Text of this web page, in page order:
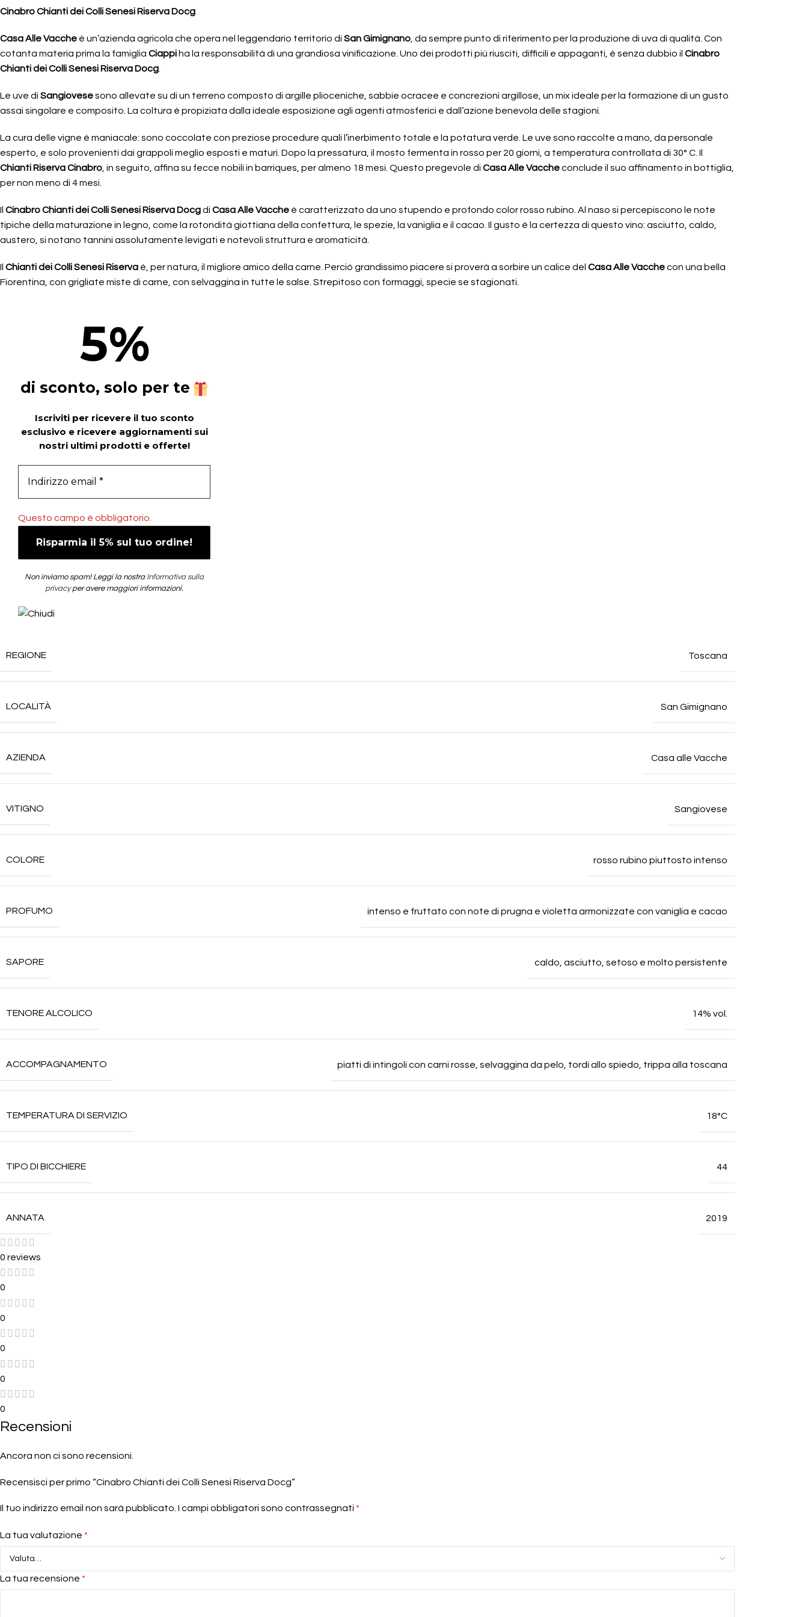
Cinabro Chianti dei Colli Senesi Riserva Docg
Casa Alle Vacche è un’azienda agricola che opera nel leggendario territorio di San Gimignano , da sempre punto di riferimento per la produzione di uva di qualità. Con
cotanta materia prima la famiglia Ciappi ha la responsabilità di una grandiosa vinificazione. Uno dei prodotti più riusciti, difficili e appaganti, è senza dubbio il Cinabro
Chianti dei Colli Senesi Riserva Docg
Le uve di Sangiovesesono allevate su di un terreno composto di argille plioceniche, sabbie ocracee e concrezioni argillose, un mix ideale per la formazione di un gusto
assai singolare e composito. La coltura è propiziata dalla ideale esposizione agli agenti atmosferici e dall’azione benevola delle stagioni.
La cura delle vigne è maniacale: sono coccolate con preziose procedure quali l’inerbimento totale e la potatura verde. Le uve sono raccolte a mano, da personale
esperto, e solo provenienti dai grappoli meglio esposti e maturi. Dopo la pressatura, il mosto fermenta in rosso per 20 giorni, a temperatura controllata di 30° C. Il
Chianti Riserva Cinabro , in seguito, affina su fecce nobili in barriques, per almeno 18 mesi. Questo pregevole di Casa Alle Vaccheconclude il suo affinamento in bottiglia,
per non meno di 4 mesi.
Il Cinabro Chianti dei Colli Senesi Riserva Docgdi Casa Alle Vacche è caratterizzato da uno stupendo e profondo color rosso rubino. Al naso si percepiscono le note
tipiche della maturazione in legno, come la rotondità giottiana della confettura, le spezie, la vaniglia e il cacao. Il gusto è la certezza di questo vino: asciutto, caldo,
austero, si notano tannini assolutamente levigati e notevoli struttura e aromaticità.
Il Chianti dei Colli Senesi Riserva è, per natura, il migliore amico della carne. Perciò grandissimo piacere si proverà a sorbire un calice del Casa Alle Vacchecon una bella
Fiorentina, con grigliate miste di carne, con selvaggina in tutte le salse. Strepitoso con formaggi, specie se stagionati.
5%
di sconto, solo per te
Iscriviti per ricevere il tuo sconto
esclusivo e ricevere aggiornamenti sui
nostri ultimi prodotti e offerte!
Questo campo è obbligatorio.
Non inviamo spam! Leggi la nostra Informativa sulla
privacyper avere maggiori informazioni.
REGIONE Toscana
LOCALITÀ San Gimignano
AZIENDA Casa alle Vacche
VITIGNO Sangiovese
COLORE rosso rubino piuttosto intenso
PROFUMO intenso e fruttato con note di prugna e violetta armonizzate con vaniglia e cacao
SAPORE caldo, asciutto, setoso e molto persistente
TENORE ALCOLICO 14% vol.
ACCOMPAGNAMENTO piatti di intingoli con carni rosse, selvaggina da pelo, tordi allo spiedo, trippa alla toscana
TEMPERATURA DI SERVIZIO 18°C
TIPO DI BICCHIERE 44
ANNATA 2019
0 reviews
0
0
0
0
0
Recensioni
Ancora non ci sono recensioni.
Recensisci per primo “Cinabro Chianti dei Colli Senesi Riserva Docg”
Il tuo indirizzo email non sarà pubblicato. I campi obbligatori sono contrassegnati *
La tua valutazione *
La tua recensione *